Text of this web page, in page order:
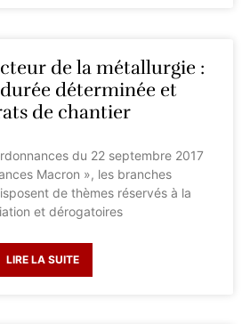
de la métallurgie :
déterminée et
de chantier
du 22 septembre 2017
Macron », les branches
de thèmes réservés à la
et dérogatoires
LIRE LA SUITE